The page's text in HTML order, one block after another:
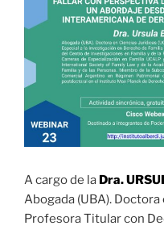
A cargo de la Dra.
Abogada (UBA).
Profesora Titular con